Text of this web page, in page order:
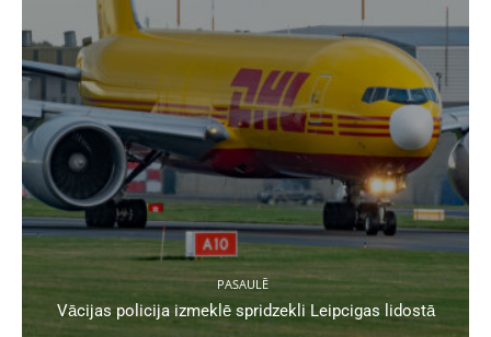
PASAULĒ
Vācijas policija izmeklē spridzekli Leipcigas lidostā